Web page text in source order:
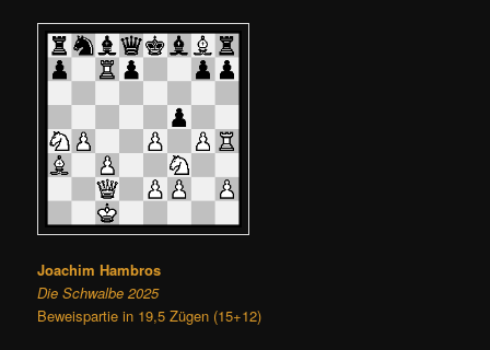
Joachim Hambros
Die Schwalbe 2025
Beweispartie in 19,5 Zügen (15+12)